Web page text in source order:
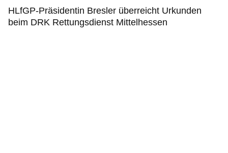
HLfGP-Präsidentin Bresler überreicht Urkunden
beim DRK Rettungsdienst Mittelhessen